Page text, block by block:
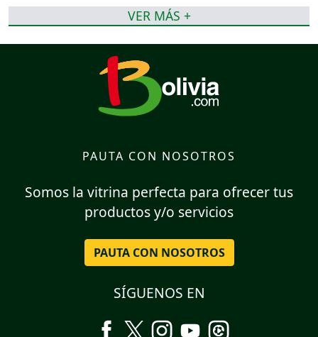
VER MÁS +
PAUTA CON NOSOTROS
Somos la vitrina perfecta para ofrecer tus
productos y/o servicios
PAUTA CON NOSOTROS
SÍGUENOS EN